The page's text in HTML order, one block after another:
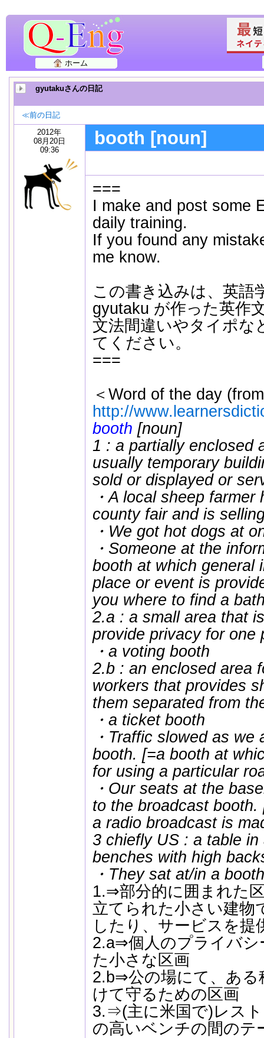
ホーム
gyutakuさんの日記
≪前の日記
2012年
08月20日
09:36
booth [noun]
===
I make and post some
daily training.
If you found any
me know.
この書き込みは、英語
gyutaku が作った英作
文法間違いやタイポな
てください。
===
＜Word of the day (from
http://
booth [noun]
1 : a partially enclosed
usually temporary
sold or displayed or
・A local sheep
county fair and is
・We got hot dogs at
・Someone at the
booth at which general
place or event is
you where to find a
2.a : a small area that
provide privacy for one
・a voting booth
2.b : an enclosed area
workers that provides
them separated from
・a ticket booth
・Traffic slowed as
booth. [=a booth at
for using a particular
・Our seats at the
to the broadcast
a radio broadcast is
3 chiefly US : a table
benches with high
・They sat at/in a
1.⇒部分的に囲まれた
立てられた小さい建物
したり、サービスを提
2.a⇒個人のプライバシ
た小さな区画
2.b⇒公の場にて、ある
けて守るための区画
3.⇒(主に米国で)レス
の高いベンチの間のテ